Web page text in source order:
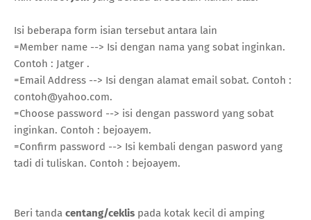
Isi beberapa form isian tersebut antara lain
=Member name --> Isi dengan nama yang sobat inginkan.
Contoh : Jatger .
=Email Address --> Isi dengan alamat email sobat. Contoh :
contoh@yahoo.com.
=Choose password --> isi dengan password yang sobat
inginkan. Contoh : bejoayem.
=Confirm password --> Isi kembali dengan pasword yang
tadi di tuliskan. Contoh : bejoayem.
Beri tanda centang/ceklis pada kotak kecil di amping